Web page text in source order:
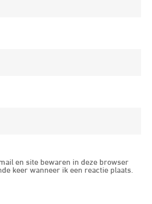
en site bewaren in deze browser
keer wanneer ik een reactie plaats.